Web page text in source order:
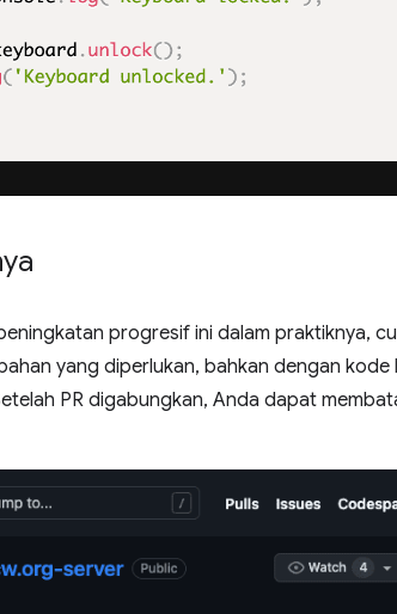
progresif ini dalam praktiknya,
yang diperlukan, bahkan dengan
PR digabungkan, Anda dapat